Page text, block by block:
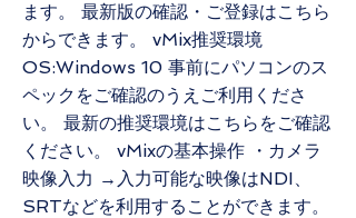
ます。 最新版の確認・ご登録はこちら
からできます。 vMix推奨環境
OS:Windows 10 事前にパソコンのス
ペックをご確認のうえご利用くださ
い。 最新の推奨環境はこちらをご確認
ください。 vMixの基本操作 ・カメラ
映像入力 →入力可能な映像はNDI、
SRTなどを利用することができます。